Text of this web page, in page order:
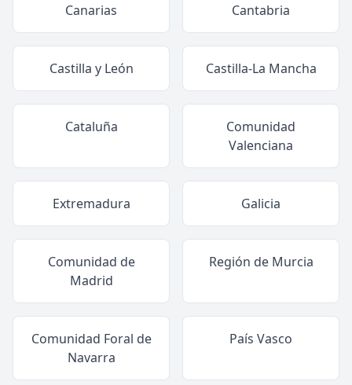
Canarias Cantabria
Castilla y León Castilla-La Mancha
Cataluña
Comunidad
Valenciana
Extremadura Galicia
Comunidad de
Madrid
Región de Murcia
Comunidad Foral de
Navarra
País Vasco